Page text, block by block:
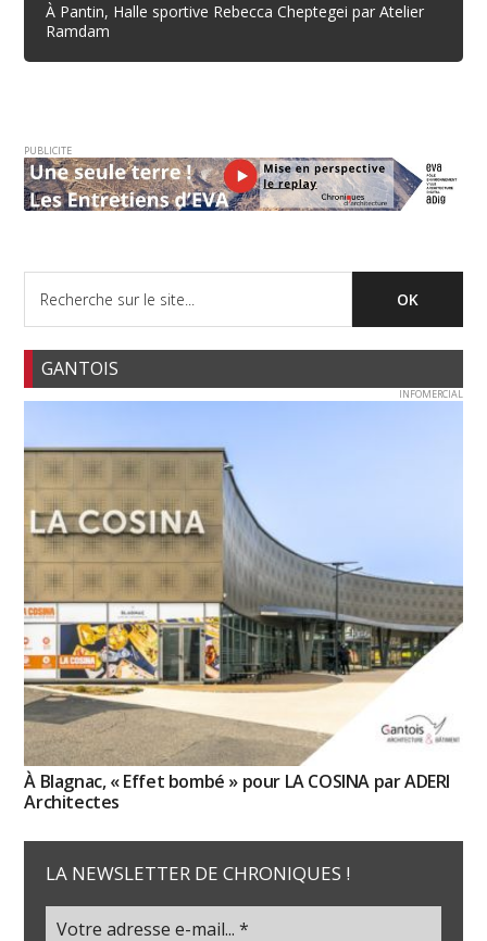
À Pantin, Halle sportive Rebecca Cheptegei par Atelier
Ramdam
PUBLICITE
GANTOIS
INFOMERCIAL
À Blagnac, « Effet bombé » pour LA COSINA par ADERI
Architectes
LA NEWSLETTER DE CHRONIQUES !